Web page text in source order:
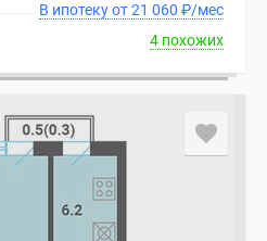
В ипотеку от 21 060 ₽/мес
4 похожих